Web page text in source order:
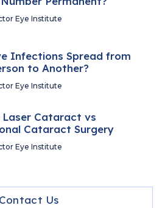
Eye Institute
Infections Spread from
to Another?
Eye Institute
Laser Cataract vs
Cataract Surgery
Eye Institute
Contact Us